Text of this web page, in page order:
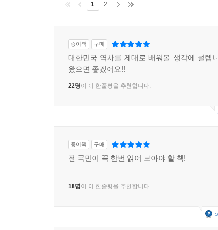
국정 과제로 삼았다. 정권 초기에는 경공업 중심
1970년대 초에 ‘새마을운동’을 펼치며, 국민의
우자’라는 슬로건이 이를 잘 보여준다. 1960년대
970년대에 들어서자, 중공업 중심의 경제 개발 5
한국 경제의 규모는 점점 커져갔다.
1 2
종이책 구매
대한민국 역사를 제대로 배워볼 생각에 설렙
왔으면 좋겠어요!!
22명이 이 한줄평을 추천합니다.
종이책 구매
전 국민이 꼭 한번 읽어 보아야 할 책!
18명이 이 한줄평을 추천합니다.